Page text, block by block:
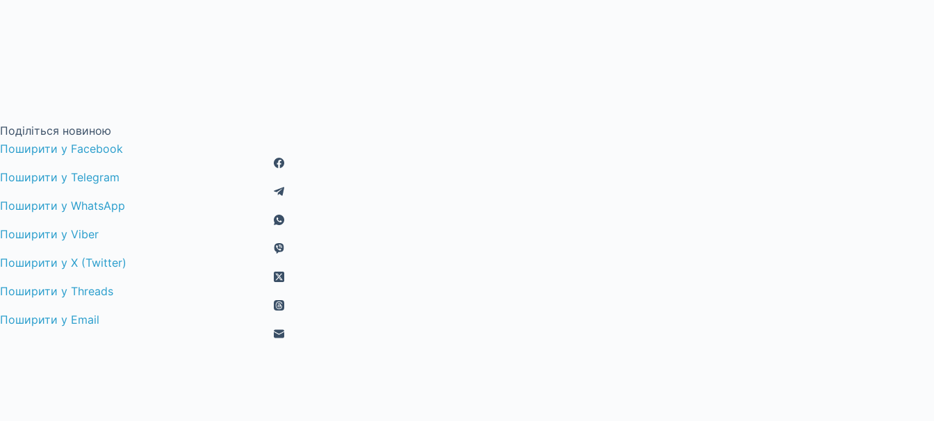
Поділіться новиною
Поширити у Facebook
Поширити у Telegram
Поширити у WhatsApp
Поширити у Viber
Поширити у X (Twitter)
Поширити у Threads
Поширити у Email